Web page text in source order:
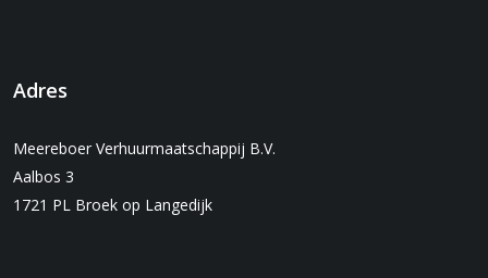
Adres
Meereboer Verhuurmaatschappij B.V.
Aalbos 3
1721 PL Broek op Langedijk